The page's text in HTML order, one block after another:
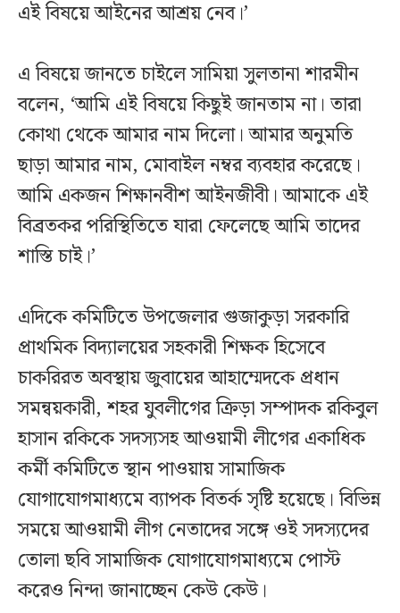
এই বিষয়ে আইনের আশ্রয় নেব।’
এ বিষয়ে জানতে চাইলে সামিয়া সুলতানা শারমীন
বলেন, ‘আমি এই বিষয়ে কিছুই জানতাম না। তারা
কোথা থেকে আমার নাম দিলো। আমার অনুমতি
ছাড়া আমার নাম, মোবাইল নম্বর ব্যবহার করেছে।
আমি একজন শিক্ষানবীশ আইনজীবী। আমাকে এই
বিব্রতকর পরিস্থিতিতে যারা ফেলেছে আমি তাদের
শাস্তি চাই।’
এদিকে কমিটিতে উপজেলার গুজাকুড়া সরকারি
প্রাথমিক বিদ্যালয়ের সহকারী শিক্ষক হিসেবে
চাকরিরত অবস্থায় জুবায়ের আহাম্মেদকে প্রধান
সমন্বয়কারী, শহর যুবলীগের ক্রিড়া সম্পাদক রকিবুল
হাসান রকিকে সদস্যসহ আওয়ামী লীগের একাধিক
কর্মী কমিটিতে স্থান পাওয়ায় সামাজিক
যোগাযোগমাধ্যমে ব্যাপক বিতর্ক সৃষ্টি হয়েছে। বিভিন্ন
সময়ে আওয়ামী লীগ নেতাদের সঙ্গে ওই সদস্যদের
তোলা ছবি সামাজিক যোগাযোগমাধ্যমে পোস্ট
করেও নিন্দা জানাচ্ছেন কেউ কেউ।